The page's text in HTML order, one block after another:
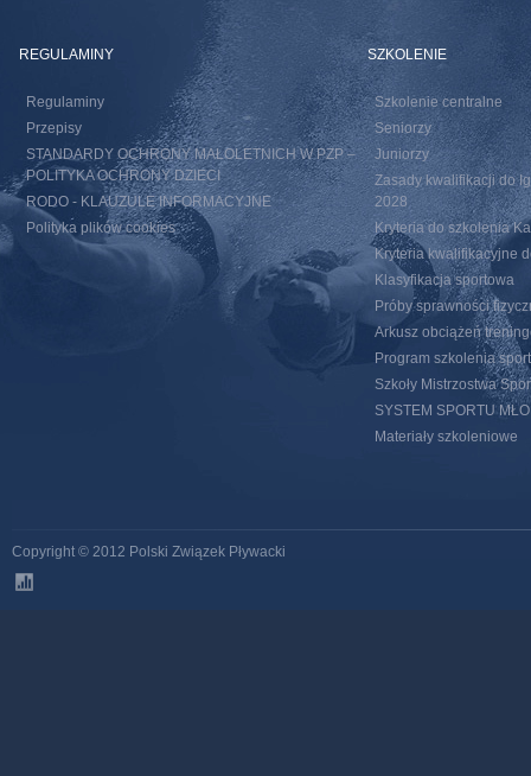
REGULAMINY
Regulaminy
Przepisy
STANDARDY OCHRONY MAŁOLETNICH W PZP –
POLITYKA OCHRONY DZIECI
RODO - KLAUZULE INFORMACYJNE
Polityka plików cookies
SZKOLENIE
Szkolenie centralne
Seniorzy
Juniorzy
Zasady kwalifikacji do
2028
Kryteria do szkolenia
Kryteria kwalifikacyjne
Klasyfikacja sportowa
Próby sprawności
Arkusz obciążeń
Program szkolenia
Szkoły Mistrzostwa
SYSTEM SPORTU
Materiały szkoleniowe
Copyright © 2012 Polski Związek Pływacki